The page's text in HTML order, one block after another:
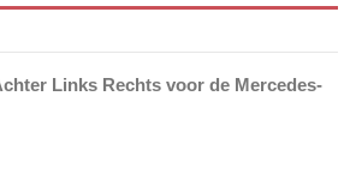
Links Rechts voor de Mercedes-